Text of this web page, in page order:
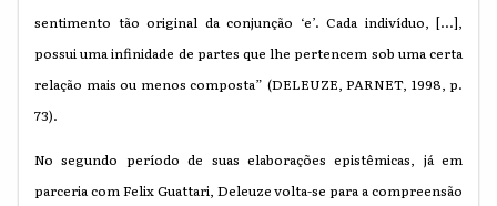
sentimento tão original da conjunção ‘e’. Cada indivíduo, [...],
possui uma infinidade de partes que lhe pertencem sob uma certa
relação mais ou menos composta” (DELEUZE, PARNET, 1998, p.
73).
No segundo período de suas elaborações epistêmicas, já em
parceria com Felix Guattari, Deleuze volta-se para a compreensão